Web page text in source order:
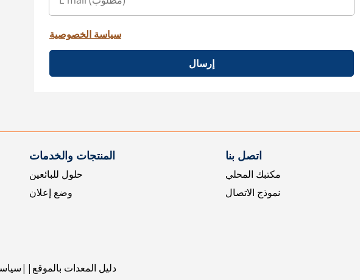
سياسة الخصوصية
إرسال
المنتجات والخدمات
حلول للبائعين
وضع إعلان
اتصل بنا
مكتبك المحلي
نموذج الاتصال
دليل المعدات بالموقع